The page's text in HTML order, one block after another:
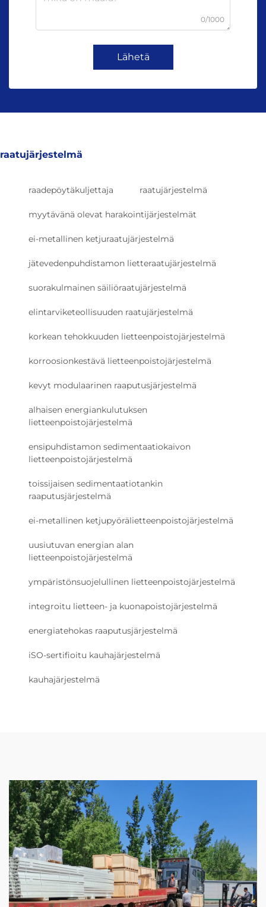
0/1000
Lähetä
raatujärjestelmä
raadepöytäkuljettaja raatujärjestelmä
myytävänä olevat harakointijärjestelmät
ei-metallinen ketjuraatujärjestelmä
jätevedenpuhdistamon lietteraatujärjestelmä
suorakulmainen säiliöraatujärjestelmä
elintarviketeollisuuden raatujärjestelmä
korkean tehokkuuden lietteenpoistojärjestelmä
korroosionkestävä lietteenpoistojärjestelmä
kevyt modulaarinen raaputusjärjestelmä
alhaisen energiankulutuksen
lietteenpoistojärjestelmä
ensipuhdistamon sedimentaatiokaivon
lietteenpoistojärjestelmä
toissijaisen sedimentaatiotankin
raaputusjärjestelmä
ei-metallinen ketjupyörälietteenpoistojärjestelmä
uusiutuvan energian alan
lietteenpoistojärjestelmä
ympäristönsuojelullinen lietteenpoistojärjestelmä
integroitu lietteen- ja kuonapoistojärjestelmä
energiatehokas raaputusjärjestelmä
iSO-sertifioitu kauhajärjestelmä
kauhajärjestelmä